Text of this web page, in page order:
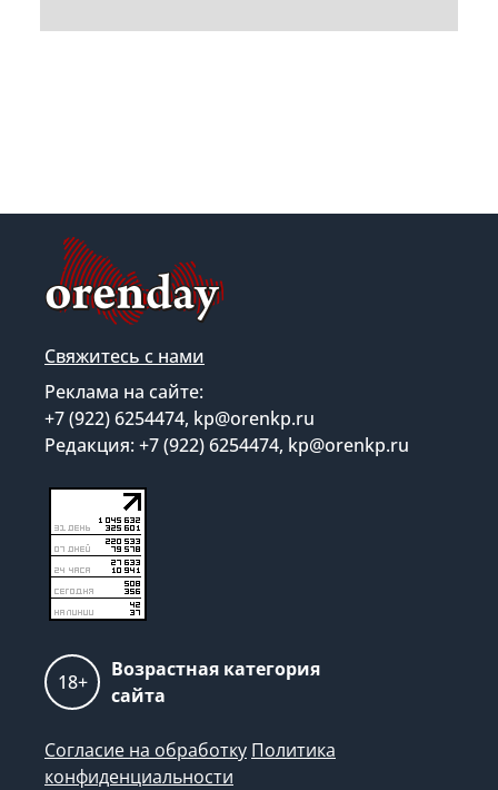
Свяжитесь с нами
Реклама на сайте:
+7 (922) 6254474, kp@orenkp.ru
Редакция: +7 (922) 6254474, kp@orenkp.ru
18+
Возрастная категория
сайта
Согласие на обработку Политика
конфиденциальности